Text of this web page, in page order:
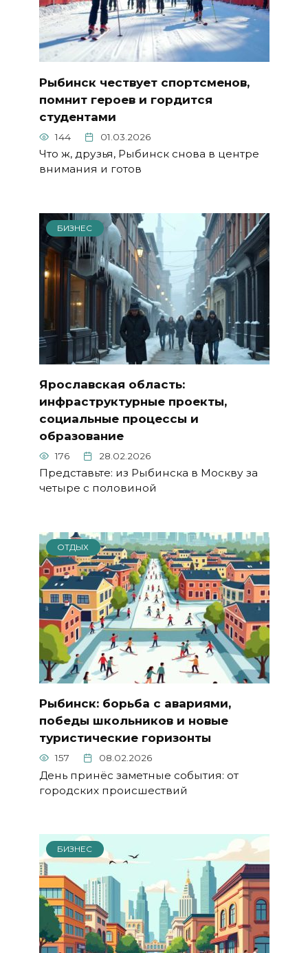
Рыбинск чествует спортсменов,
помнит героев и гордится
студентами
144 01.03.2026
Что ж, друзья, Рыбинск снова в центре
внимания и готов
БИЗНЕС
Ярославская область:
инфраструктурные проекты,
социальные процессы и
образование
176 28.02.2026
Представьте: из Рыбинска в Москву за
четыре с половиной
ОТДЫХ
Рыбинск: борьба с авариями,
победы школьников и новые
туристические горизонты
157 08.02.2026
День принёс заметные события: от
городских происшествий
БИЗНЕС